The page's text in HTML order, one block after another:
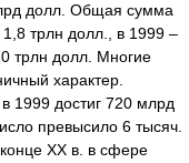
долл. Общая сумма
трлн долл., в 1999 –
трлн долл. Многие
характер.
1999 достиг 720 млрд
превысило 6 тысяч.
ХХ в. в сфере